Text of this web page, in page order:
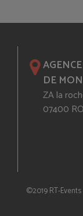
AGENCE
DE
ZA la
07400
©2019 RT-Events